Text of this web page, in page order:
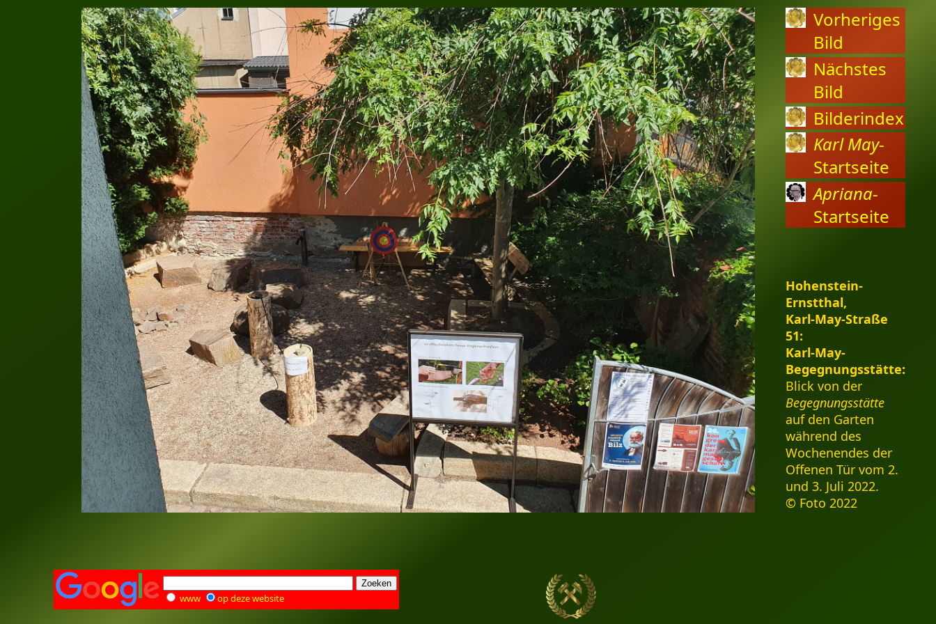
Vorheriges
Bild
Nächstes
Bild
Bilderindex
Karl May-
Startseite
Apriana-
Startseite
Hohenstein-
Ernstthal,
Karl-May-Straße
51:
Karl-May-
Begegnungsstätte:
Blick von der
Begegnungsstätte
auf den Garten
während des
Wochenendes der
Offenen Tür vom 2.
und 3. Juli 2022.
© Foto 2022
www op deze website